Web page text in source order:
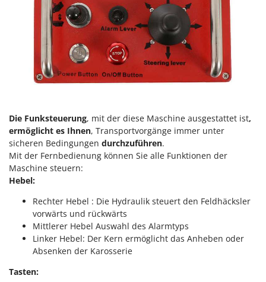
Rührtöpfe mit Elektrischem Rührwerk
Rupfmaschinen
Sämaschinen und Düngerstreuer
Schneeräumer
Schrotmühlen - elektrisch
Schwader für Traktoren
Schweißgeräte
Seilwinden - Motorseilwinden
Sichelmähwerke für Traktoren
Sichelmulcher für Traktoren
Sortierer für Oliven
Sprühgeräte für Pflanzenbehandlung
GreenBay
Greenworks
GRIFO
GVS
GYS
H
Hailo
Helvi
Henx
HiKOKI
Honda
Idromatic
Il-Tec
Imperia
Infaco
Die Funksteuerung, mit der diese Maschine ausgestattet ist,
ermöglicht es Ihnen, Transportvorgänge immer unter
sicheren Bedingungen durchzuführen.
Mit der Fernbedienung können Sie alle Funktionen der
Maschine steuern:
Hebel:
Rechter Hebel : Die Hydraulik steuert den Feldhäcksler
vorwärts und rückwärts
Mittlerer Hebel Auswahl des Alarmtyps
Linker Hebel: Der Kern ermöglicht das Anheben oder
Absenken der Karosserie
Tasten: